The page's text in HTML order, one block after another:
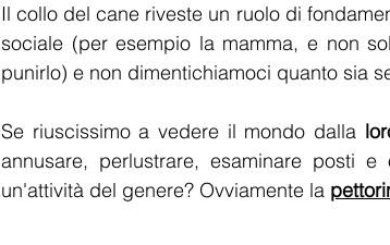
Il collo del cane riveste un ruolo di
sociale (per esempio la mamma, e non
punirlo) e non dimentichiamoci quanto sia
Se riuscissimo a vedere il mondo dalla
annusare, perlustrare, esaminare posti
un'attività del genere? Ovviamente la